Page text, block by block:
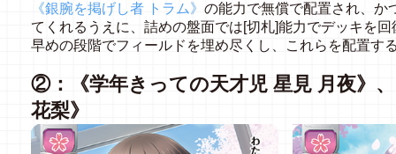
《銀腕を掲げし者 トラム》 の能力で無償で配置され、か
てくれるうえに、詰めの盤面では[切札]能力でデッキを
早めの段階でフィールドを埋め尽くし、これらを配置す
②：《学年きっての天才児 星見 月夜》
花梨》